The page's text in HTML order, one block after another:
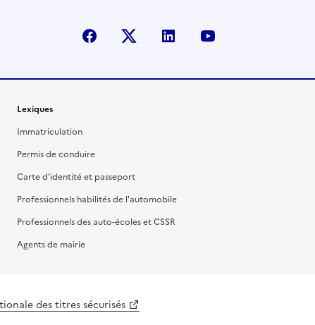
facebook X (anciennement Twitter)
linkedin
Lexiques
Immatriculation
Permis de conduire
Carte d'identité et passeport
Professionnels habilités de l'automobile
Professionnels des auto-écoles et CSSR
Agents de mairie
des titres sécurisés